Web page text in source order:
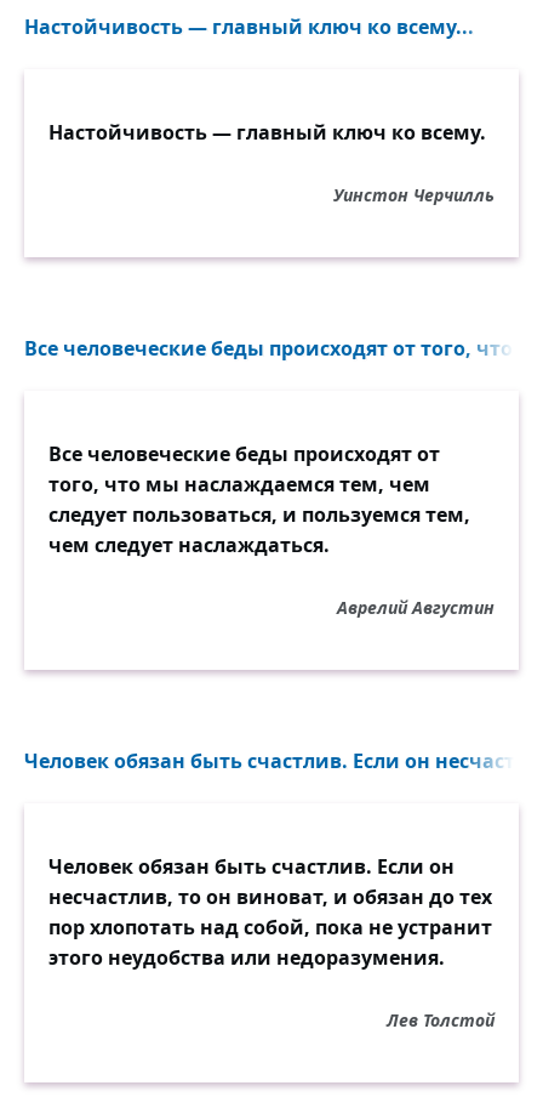
Настойчивость — главный ключ ко всему...
Настойчивость — главный ключ ко всему.
Уинстон Черчилль
Все человеческие беды происходят от того, что
Все человеческие беды происходят от
того, что мы наслаждаемся тем, чем
следует пользоваться, и пользуемся тем,
чем следует наслаждаться.
Аврелий Августин
Человек обязан быть счастлив. Если он
Человек обязан быть счастлив. Если он
несчастлив, то он виноват, и обязан до тех
пор хлопотать над собой, пока не устранит
этого неудобства или недоразумения.
Лев Толстой